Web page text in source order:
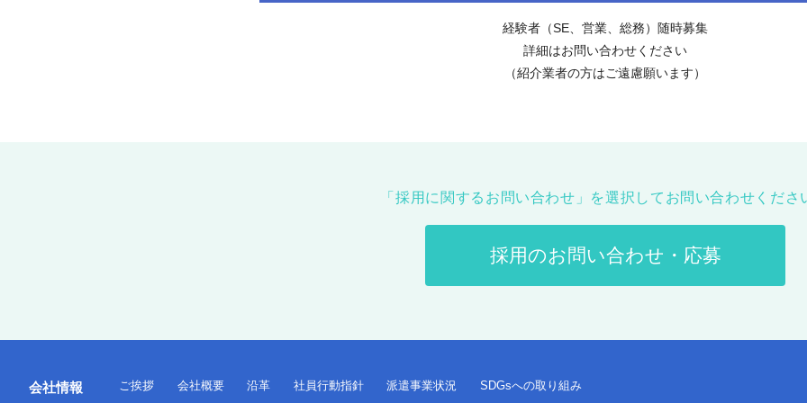
経験者（SE、営業、総務）随時募集
詳細はお問い合わせください
（紹介業者の方はご遠慮願います）
「採用に関するお問い合わせ」を選択してお問い合わせくださ
採用のお問い合わせ・応募
会社情報 ご挨拶 会社概要 沿革 社員行動指針 派遣事業状況 SDGsへの取り組み